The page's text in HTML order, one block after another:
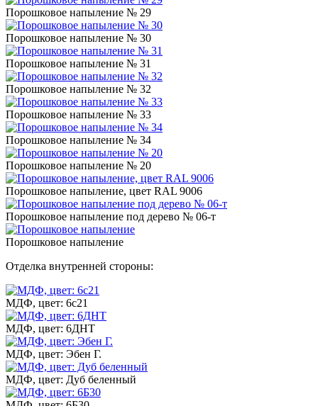
Порошковое напыление № 29
Порошковое напыление № 30
Порошковое напыление № 31
Порошковое напыление № 32
Порошковое напыление № 33
Порошковое напыление № 34
Порошковое напыление № 20
Порошковое напыление, цвет RAL 9006
Порошковое напыление под дерево № 06-т
Порошковое напыление
Отделка внутренней стороны:
МДФ, цвет: 6с21
МДФ, цвет: 6ДНТ
МДФ, цвет: Эбен Г.
МДФ, цвет: Дуб беленный